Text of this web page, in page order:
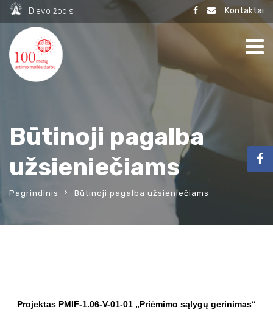
Dievo žodis Kontaktai
Būtinoji pagalba
užsieniečiams
Pagrindinis Būtinoji pagalba užsieniečiams
Projektas PMIF-1.06-V-01-01 „Priėmimo sąlygų gerinimas“